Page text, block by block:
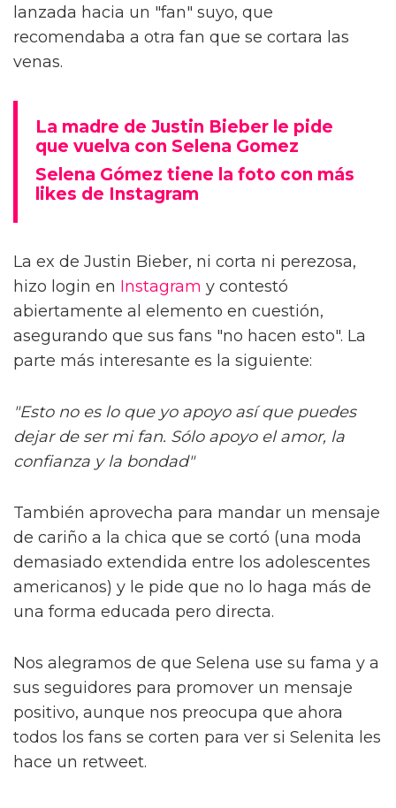
lanzada hacia un "fan" suyo, que
recomendaba a otra fan que se cortara las
venas.
La madre de Justin Bieber le pide
que vuelva con Selena Gomez
Selena Gómez tiene la foto con más
likes de Instagram
La ex de Justin Bieber, ni corta ni perezosa,
hizo login en Instagram y contestó
abiertamente al elemento en cuestión,
asegurando que sus fans "no hacen esto". La
parte más interesante es la siguiente:
"Esto no es lo que yo apoyo así que puedes
dejar de ser mi fan. Sólo apoyo el amor, la
confianza y la bondad"
También aprovecha para mandar un mensaje
de cariño a la chica que se cortó (una moda
demasiado extendida entre los adolescentes
americanos) y le pide que no lo haga más de
una forma educada pero directa.
Nos alegramos de que Selena use su fama y a
sus seguidores para promover un mensaje
positivo, aunque nos preocupa que ahora
todos los fans se corten para ver si Selenita les
hace un retweet.